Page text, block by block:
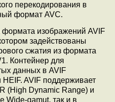
перекодирования в
формат AVC.
изображений AVIF
задействованы
сжатия из формата
Контейнер для
данных в AVIF
AVIF поддерживает
(High Dynamic Range) и
Wide-gamut, так и в